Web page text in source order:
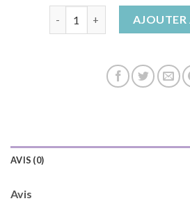
quantité de chaussons laine
AJOUTER
AVIS (0)
Avis